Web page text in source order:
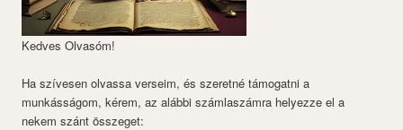
Kedves Olvasóm!
Ha szívesen olvassa verseim, és szeretné támogatni a
munkásságom, kérem, az alábbi számlaszámra helyezze el a
nekem szánt összeget: